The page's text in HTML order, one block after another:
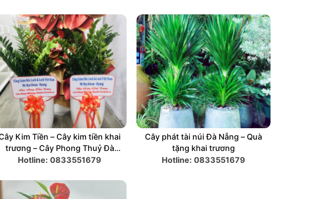
Cây Phát Tài Núi – Cây cảnh Đà
Nẵng – Cây xanh nhà phố
Hotline: 0833551679
Cây Kim Tiền – Cây kim tiền khai
trương – Cây Phong Thuỷ Đà
Nẵng
Hotline: 0833551679